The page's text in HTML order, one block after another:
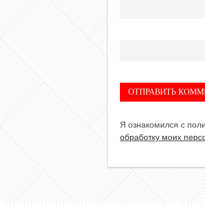
Я ознакомился с
обработку моих